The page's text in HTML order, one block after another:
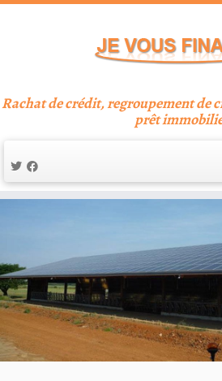
Rachat de crédit, regroupement de
prêt